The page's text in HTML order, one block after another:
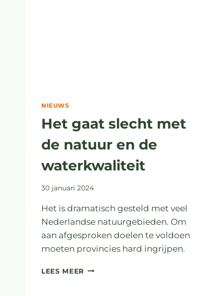
NIEUWS
Het gaat slecht met
de natuur en de
waterkwaliteit
30 januari 2024
Het is dramatisch gesteld met veel
Nederlandse natuurgebieden. Om
aan afgesproken doelen te voldoen
moeten provincies hard ingrijpen.
LEES MEER HET